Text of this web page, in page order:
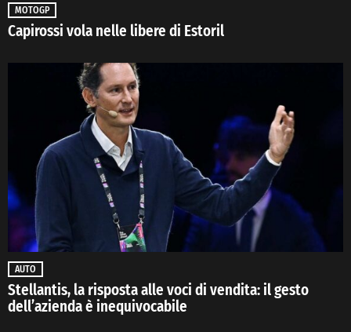
MOTOGP
Capirossi vola nelle libere di Estoril
AUTO
Stellantis, la risposta alle voci di vendita: il gesto
dell’azienda è inequivocabile